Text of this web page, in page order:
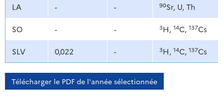
LA - - 90Sr, U, Th
SO - - 3H, 14C, 137Cs
SLV 0,022 - 3H, 14C, 137Cs
Télécharger le PDF de l'année sélectionnée